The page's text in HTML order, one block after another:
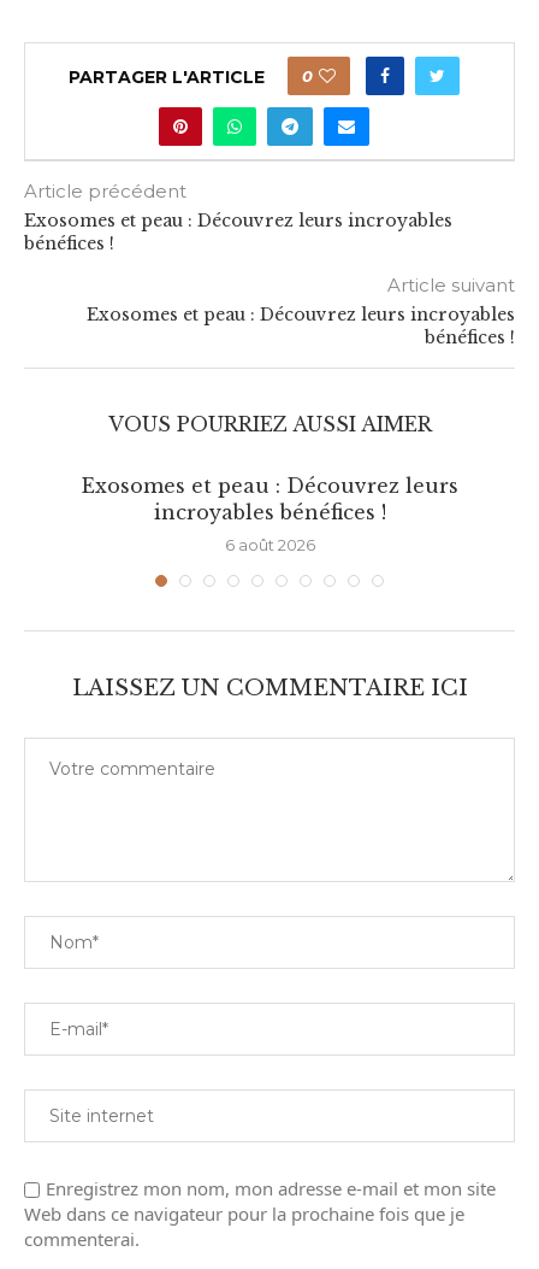
PARTAGER L'ARTICLE 0
Article précédent
Exosomes et peau : Découvrez leurs incroyables
bénéfices !
Article suivant
Exosomes et peau : Découvrez leurs incroyables
bénéfices !
VOUS POURRIEZ AUSSI AIMER
Exosomes et peau : Découvrez leurs
incroyables bénéfices !
6 août 2026
LAISSEZ UN COMMENTAIRE ICI
Enregistrez mon nom, mon adresse e-mail et mon site
Web dans ce navigateur pour la prochaine fois que je
commenterai.